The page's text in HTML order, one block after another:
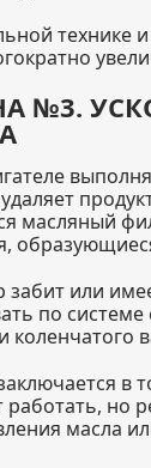
технике
№3.
масляный
забит или
по
в
но
масла